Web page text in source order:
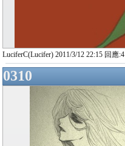
LuciferC(Lucifer) 2011/3/12 22:15 回應:4
0310